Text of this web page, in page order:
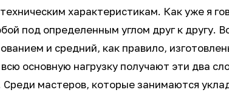
характеристикам. Как уже я
под определенным углом друг к другу.
и средний, как правило,
основную нагрузку получают эти два
мастеров, которые занимаются